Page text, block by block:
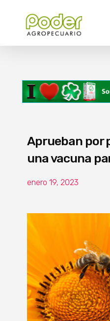
Aprueban por
una vacuna
enero 19, 2023